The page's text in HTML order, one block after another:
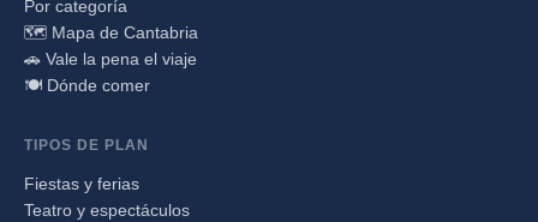
Por categoría
🗺️ Mapa de Cantabria
🚗 Vale la pena el viaje
🍽️ Dónde comer
TIPOS DE PLAN
Fiestas y ferias
Teatro y espectáculos